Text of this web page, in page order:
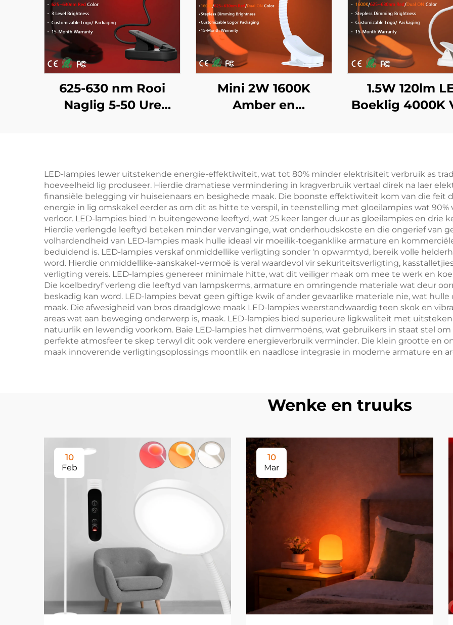
625-630 nm Rooi
Naglig 5-50 Ure
Uur USB Herlaai
Mini 2W 1600K
Amber en
Liggaam LED
Boeklig
1.5W 120lm
Boeklig 4000K
Boeklig
LED-lampies lewer uitstekende energie-effektiwiteit, wat tot 80% minder elektrisiteit verbruik as
hoeveelheid lig produseer. Hierdie dramatiese vermindering in kragverbruik vertaal direk na laer
finansiële belegging vir huiseienaars en besighede maak. Die boonste effektiwiteit kom van die feit
energie in lig omskakel eerder as om dit as hitte te verspil, in teenstelling met gloeilampies wat
verloor. LED-lampies bied 'n buitengewone leeftyd, wat 25 keer langer duur as gloeilampies en drie
Hierdie verlengde leeftyd beteken minder vervanginge, wat onderhoudskoste en die ongerief van
volhardendheid van LED-lampies maak hulle ideaal vir moeilik-toeganklike armature en
beduidend is. LED-lampies verskaf onmiddellike verligting sonder 'n opwarmtyd, bereik volle
word. Hierdie onmiddellike-aanskakel-vermoë is veral waardevol vir sekuriteitsverligting,
verligting vereis. LED-lampies genereer minimale hitte, wat dit veiliger maak om mee te werk en
Die koelbedryf verleng die leeftyd van lampskerms, armature en omringende materiale wat deur
beskadig kan word. LED-lampies bevat geen giftige kwik of ander gevaarlike materiale nie, wat
maak. Die afwesigheid van bros draadglowe maak LED-lampies weerstandwaardig teen skok en
areas wat aan beweging onderwerp is, maak. LED-lampies bied superieure ligkwaliteit met
natuurlik en lewendig voorkom. Baie LED-lampies het dimvermoëns, wat gebruikers in staat stel
perfekte atmosfeer te skep terwyl dit ook verdere energieverbruik verminder. Die klein grootte en
maak innoverende verligtingsoplossings moontlik en naadlose integrasie in moderne armature en
Wenke en truuks
10
Feb
10
Mar